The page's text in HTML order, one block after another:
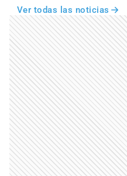
Ver todas las noticias